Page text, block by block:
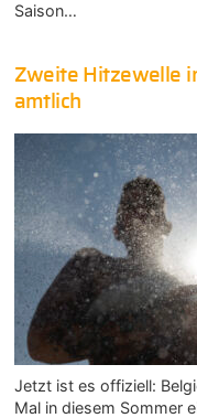
Saison…
Zweite Hitzewelle
amtlich
Jetzt ist es offiziell:
Mal in diesem Sommer